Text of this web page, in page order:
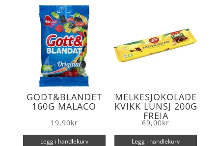
o
r
GODT&BLANDET
160G MALACO
19,90kr
Legg i handlekurv
MELKESJOKOLADE
KVIKK LUNSJ 200G
FREIA
69,00kr
Legg i handlekurv